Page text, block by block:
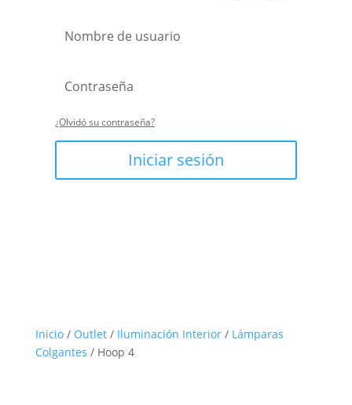
¿Olvidó su contraseña?
Iniciar sesión
Inicio/ Outlet/ Iluminación Interior/ Lámparas
Colgantes / Hoop 4